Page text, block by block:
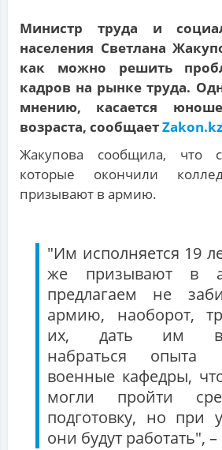
Министр труда и
населения Светлана
как можно решить
кадров на рынке труда.
мнению, касается
возраста, сообщаетZakon.kz
Жакупова сообщила, что
которые окончили
призывают в армию.
"Им исполняется 19
же призывают в
предлагаем не
армию, наоборот,
их, дать им
набраться опыта
военные кафедры,
могли пройти
подготовку, но при
они будут работать",